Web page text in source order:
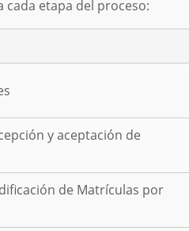
cada etapa del proceso:
y aceptación de
de Matrículas por